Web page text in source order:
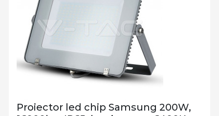
Proiector led chip Samsung 200W,